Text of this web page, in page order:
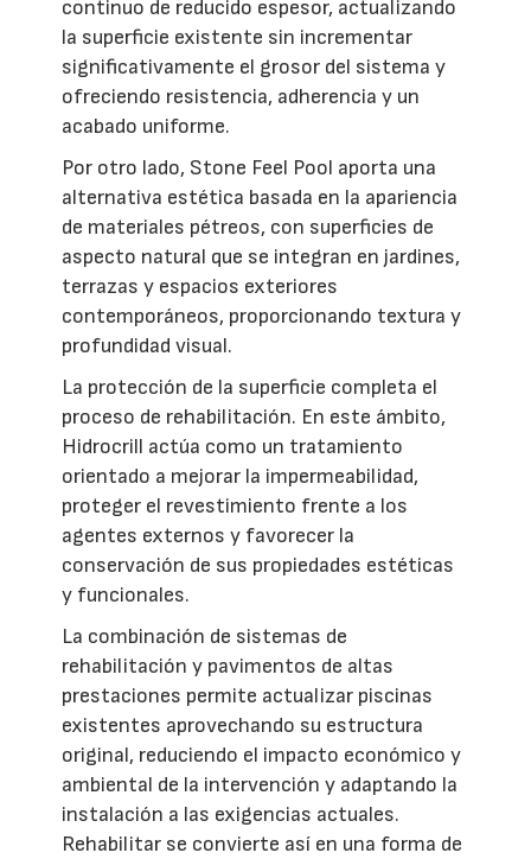
continuo de reducido espesor, actualizando
la superficie existente sin incrementar
significativamente el grosor del sistema y
ofreciendo resistencia, adherencia y un
acabado uniforme.
Por otro lado, Stone Feel Pool aporta una
alternativa estética basada en la apariencia
de materiales pétreos, con superficies de
aspecto natural que se integran en jardines,
terrazas y espacios exteriores
contemporáneos, proporcionando textura y
profundidad visual.
La protección de la superficie completa el
proceso de rehabilitación. En este ámbito,
Hidrocrill actúa como un tratamiento
orientado a mejorar la impermeabilidad,
proteger el revestimiento frente a los
agentes externos y favorecer la
conservación de sus propiedades estéticas
y funcionales.
La combinación de sistemas de
rehabilitación y pavimentos de altas
prestaciones permite actualizar piscinas
existentes aprovechando su estructura
original, reduciendo el impacto económico y
ambiental de la intervención y adaptando la
instalación a las exigencias actuales.
Rehabilitar se convierte así en una forma de